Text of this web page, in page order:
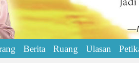
Berita Ruang Ulasan